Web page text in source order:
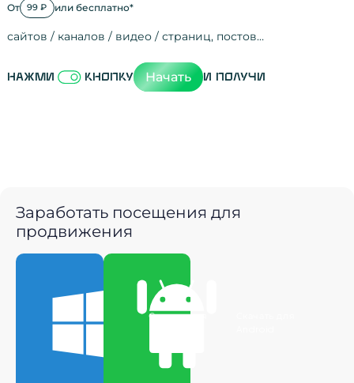
От 99 ₽ или бесплатно*
сайтов / каналов / видео / страниц, постов…
Нажми кнопку Начать и получи
Заработать посещения для
продвижения
Скачать для